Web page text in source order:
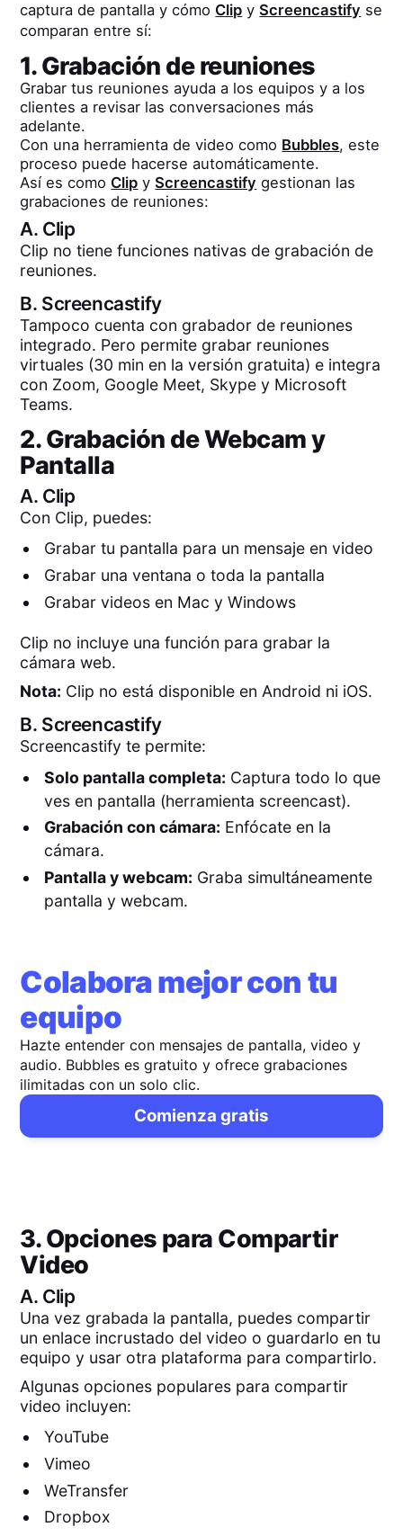
captura de pantalla y cómo Clip yScreencastify se
comparan entre sí:
1. Grabación de reuniones
Grabar tus reuniones ayuda a los equipos y a los
clientes a revisar las conversaciones más
adelante.
Con una herramienta de video como Bubbles, este
proceso puede hacerse automáticamente.
Así es como Clip yScreencastify gestionan las
grabaciones de reuniones:
A. Clip
Clip no tiene funciones nativas de grabación de
reuniones.
B. Screencastify
Tampoco cuenta con grabador de reuniones
integrado. Pero permite grabar reuniones
virtuales (30 min en la versión gratuita) e integra
con Zoom, Google Meet, Skype y Microsoft
Teams.
2. Grabación de Webcam y
Pantalla
A. Clip
Con Clip, puedes:
Grabar tu pantalla para un mensaje en video
Grabar una ventana o toda la pantalla
Grabar videos en Mac y Windows
Clip no incluye una función para grabar la
cámara web.
Nota: Clip no está disponible en Android ni iOS.
B. Screencastify
Screencastify te permite:
Solo pantalla completa: Captura todo lo que
ves en pantalla (herramienta screencast).
Grabación con cámara: Enfócate en la
cámara.
Pantalla y webcam: Graba simultáneamente
pantalla y webcam.
Colabora mejor con tu
equipo
Hazte entender con mensajes de pantalla, video y
audio. Bubbles es gratuito y ofrece grabaciones
ilimitadas con un solo clic.
Comienza gratis
3. Opciones para Compartir
Video
A. Clip
Una vez grabada la pantalla, puedes compartir
un enlace incrustado del video o guardarlo en tu
equipo y usar otra plataforma para compartirlo.
Algunas opciones populares para compartir
video incluyen:
YouTube
Vimeo
WeTransfer
Dropbox